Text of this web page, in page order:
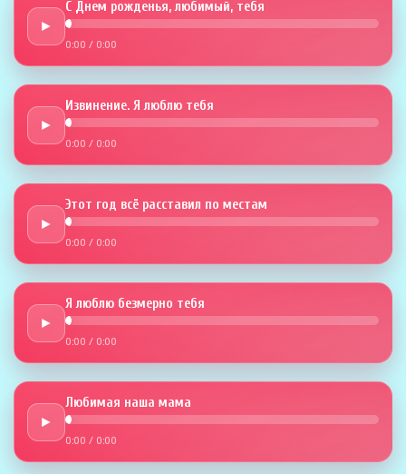
►
С Днем рожденья, любимый, тебя
0:00 / 0:00
►
Извинение. Я люблю тебя
0:00 / 0:00
►
Этот год всё расставил по местам
0:00 / 0:00
►
Я люблю безмерно тебя
0:00 / 0:00
►
Любимая наша мама
0:00 / 0:00